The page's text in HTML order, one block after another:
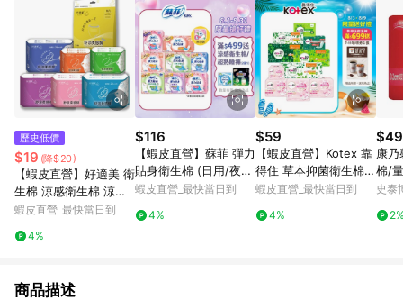
歷史低價
$19 (降$20)
【蝦皮直營】好適美 衛
生棉 涼感衛生棉 涼感
護墊 日用 量少型護墊
衛生巾 安睡褲 褲型 透
蝦皮直營_最快當日到
4%
$116
【蝦皮直營】蘇菲 彈力
貼身衛生棉 (日用/夜
用) 超薄 輕薄 衛生棉
蝦皮直營_最快當日到
4%
$59
【蝦皮直營】Kotex 靠
得住 草本抑菌衛生棉/
草本抑菌加強版/好菌P
乾爽新升級
蝦皮直營_最快當日到
4%
$49
康乃
棉/
片/包
史泰
商品描述